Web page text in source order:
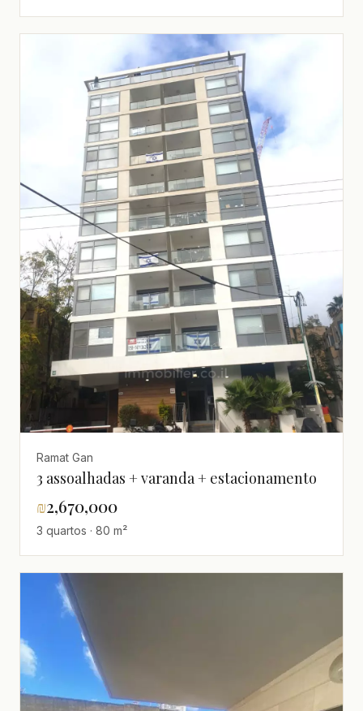
Ramat Gan
3 assoalhadas + varanda + estacionamento
₪2,670,000
3 quartos · 80 m²